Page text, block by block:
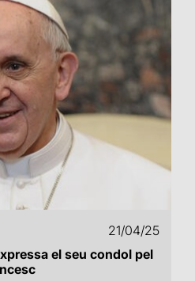
21/04/25
el seu condol pel